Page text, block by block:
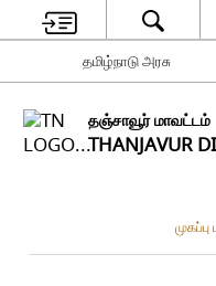
தமிழ்நாடு அரசு
தஞ்சாவூர் மாவட்டம்
THANJAVUR